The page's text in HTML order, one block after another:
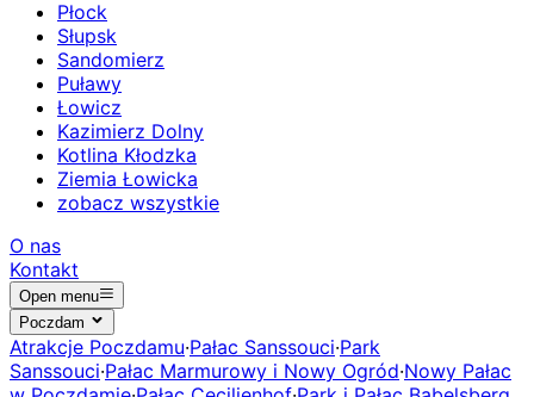
Płock
Słupsk
Sandomierz
Puławy
Łowicz
Kazimierz Dolny
Kotlina Kłodzka
Ziemia Łowicka
zobacz wszystkie
O nas
Kontakt
Open menu
Poczdam
Atrakcje Poczdamu·Pałac Sanssouci·Park
Sanssouci·Pałac Marmurowy i Nowy Ogród·Nowy Pałac